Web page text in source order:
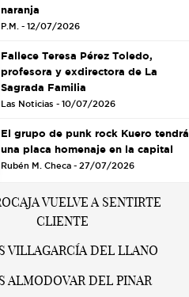
naranja
P.M. - 12/07/2026
Fallece Teresa Pérez Toledo,
profesora y exdirectora de La
Sagrada Familia
Las Noticias - 10/07/2026
El grupo de punk rock Kuero tendrá
una placa homenaje en la capital
Rubén M. Checa - 27/07/2026